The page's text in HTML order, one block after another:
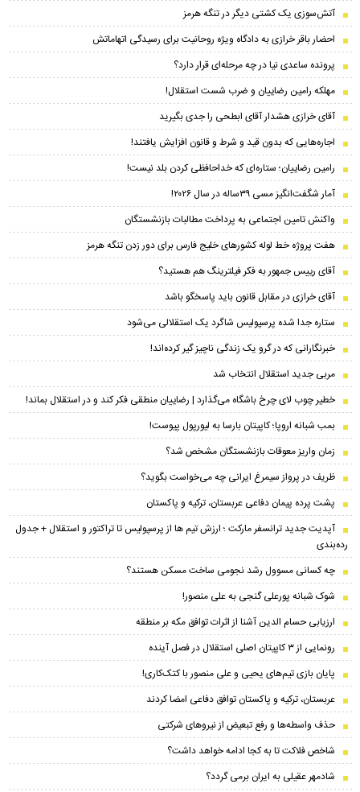
آتش‌سوزی یک کشتی دیگر در تنگه هرمز
احضار باقر خرازی به دادگاه ویژه روحانیت برای رسیدگی اتهاماتش
پرونده ساعدی نیا در چه مرحله‌ای قرار دارد؟
مهلکه رامین رضاییان و ضرب شست استقلال!
آقای خرازی هشدار آقای ابطحی را جدی بگیرید
اجاره‌هایی که بدون قید و شرط و قانون افزایش یافتند!
رامین رضاییان؛ ستاره‌ای که خداحافظی کردن بلد نیست!
آمار شگفت‌انگیز مسی ۳۹ساله در سال ۲۰۲۶!
واکنش تامین اجتماعی به پرداخت مطالبات بازنشستگان
هفت پروژه خط لوله کشور‌های خلیج فارس برای دور زدن تنگه هرمز
آقای رییس جمهور به فکر فیلترینگ هم هستید؟
آقای خرازی در مقابل قانون باید پاسخگو باشد
ستاره جدا شده پرسپولیس شاگرد یک استقلالی می‌شود
خبرنگارانی که در گرو یک زندگی ناچیز گیر کرده‌اند!
مربی جدید استقلال انتخاب شد
خطیر چوب لای چرخ باشگاه می‌گذارد | رضاییان منطقی فکر کند و در استقلال بماند!
بمب شبانه اروپا؛ کاپیتان بارسا به لیورپول پیوست!
زمان واریز معوقات بازنشستگان مشخص شد؟
ظریف در پرواز سیمرغ ایرانی چه می‌خواست بگوید؟
پشت پرده پیمان دفاعی عربستان، ترکیه و پاکستان
​آپدیت جدید ترانسفر مارکت ؛ ارزش تیم ها از پرسپولیس تا تراکتور و استقلال + جدول
رده‌بندی
چه کسانی مسوول رشد نجومی ساخت مسکن هستند؟
شوک شبانه پورعلی گنجی به علی منصور!
ارزیابی حسام الدین آشنا از اثرات توافق مکه بر منطقه
رونمایی از ۳ کاپیتان اصلی استقلال در فصل آینده
پایان بازی تیم‌های یحیی و علی منصور با کتک‌کاری!
عربستان، ترکیه و پاکستان توافق دفاعی امضا کردند
حذف واسطه‌ها و رفع تبعیض از نیروهای شرکتی
شاخص فلاکت تا به کجا ادامه خواهد داشت؟
شادمهر عقیلی به ایران برمی گردد؟